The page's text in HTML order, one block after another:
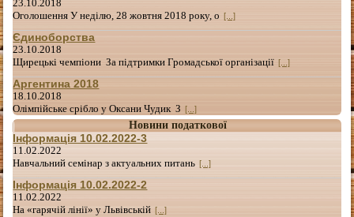
23.10.2018
Оголошення У неділю, 28 жовтня 2018 року, о [...]
Єдиноборства
23.10.2018
Щирецькі чемпіони За підтримки Громадської організації [...]
Аргентина 2018
18.10.2018
Олімпійське срібло у Оксани Чудик З [...]
Новини податкової
Інформація 10.02.2022-3
11.02.2022
Навчальний семінар з актуальних питань [...]
Інформація 10.02.2022-2
11.02.2022
На «гарячій лінії» у Львівській [...]